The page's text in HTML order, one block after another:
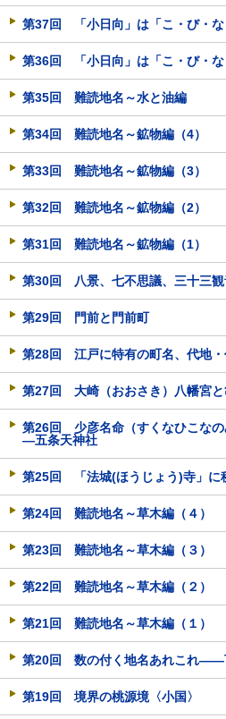
第37回 「小日向」は「こ・び・な
第36回 「小日向」は「こ・び・な
第35回 難読地名～水と油編
第34回 難読地名～鉱物編（4）
第33回 難読地名～鉱物編（3）
第32回 難読地名～鉱物編（2）
第31回 難読地名～鉱物編（1）
第30回 八景、七不思議、三十三観
第29回 門前と門前町
第28回 江戸に特有の町名、代地・
第27回 大崎（おおさき）八幡宮と
第26回 少彦名命（すくなひこな
―五条天神社
第25回 「法城(ほうじょう)寺」に
第24回 難読地名～草木編（４）
第23回 難読地名～草木編（３）
第22回 難読地名～草木編（２）
第21回 難読地名～草木編（１）
第20回 数の付く地名あれこれ――
第19回 境界の桃源境〈小国〉